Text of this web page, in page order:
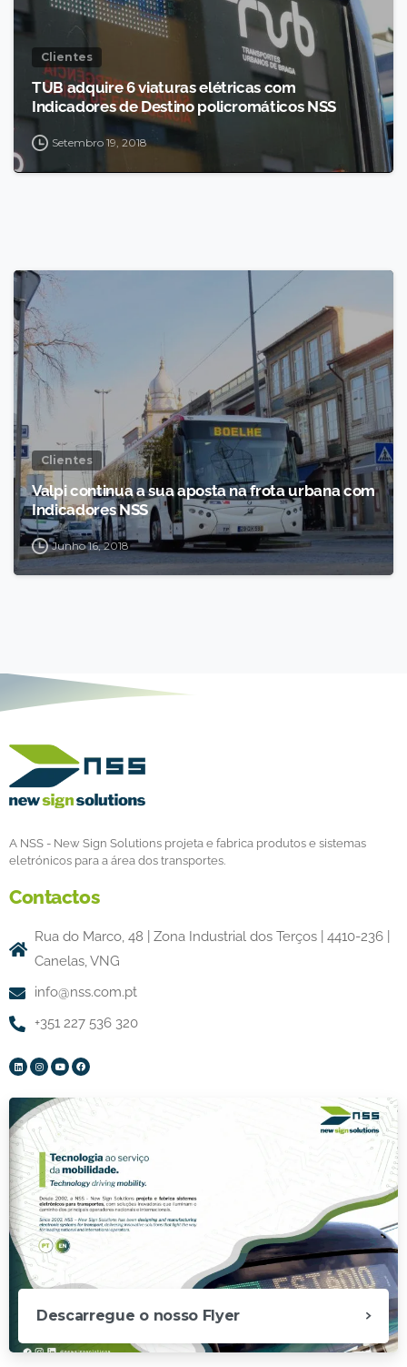
Clientes
TUB adquire 6 viaturas elétricas com
Indicadores de Destino policromáticos NSS
Setembro 19, 2018
Clientes
Valpi continua a sua aposta na frota urbana com
Indicadores NSS
Junho 16, 2018
A NSS - New Sign Solutions projeta e fabrica produtos e sistemas
eletrónicos para a área dos transportes.
Contactos
Rua do Marco, 48 | Zona Industrial dos Terços | 4410-236 |
Canelas, VNG
info@nss.com.pt
+351 227 536 320
Descarregue o nosso Flyer